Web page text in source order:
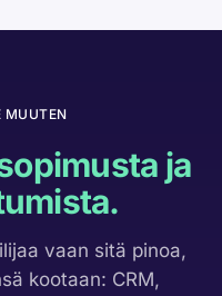
MUUTEN
ja
vaan sitä pinoa,
kootaan: CRM,